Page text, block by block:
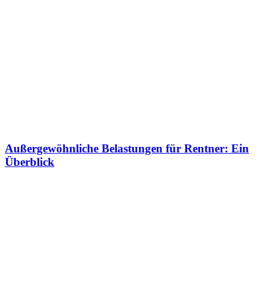
Außergewöhnliche Belastungen für Rentner: Ein
Überblick